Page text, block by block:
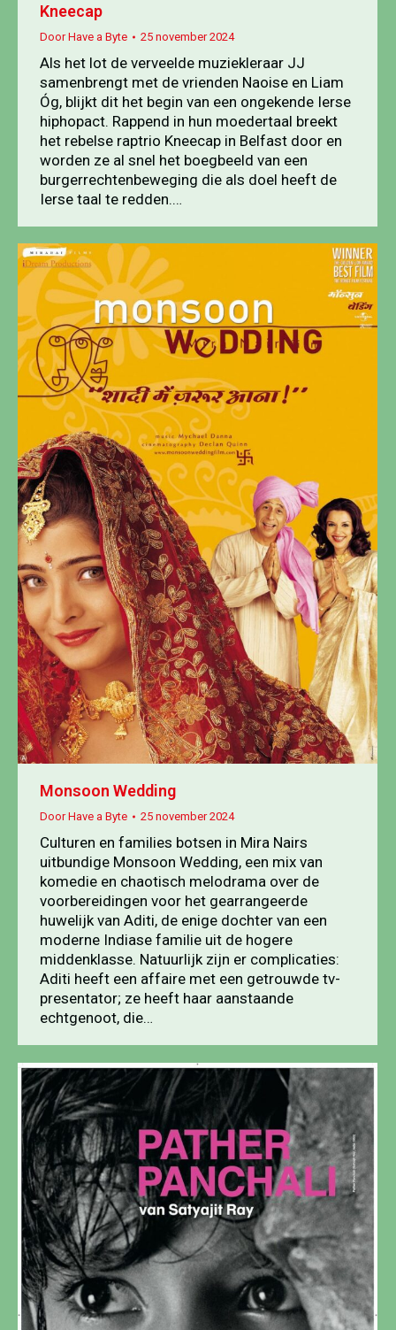
Kneecap
DoorHave a Byte 25 november 2024
Als het lot de verveelde muziekleraar JJ
samenbrengt met de vrienden Naoise en Liam
Óg, blijkt dit het begin van een ongekende Ierse
hiphopact. Rappend in hun moedertaal breekt
het rebelse raptrio Kneecap in Belfast door en
worden ze al snel het boegbeeld van een
burgerrechtenbeweging die als doel heeft de
Ierse taal te redden.…
Monsoon Wedding
DoorHave a Byte 25 november 2024
Culturen en families botsen in Mira Nairs
uitbundige Monsoon Wedding, een mix van
komedie en chaotisch melodrama over de
voorbereidingen voor het gearrangeerde
huwelijk van Aditi, de enige dochter van een
moderne Indiase familie uit de hogere
middenklasse. Natuurlijk zijn er complicaties:
Aditi heeft een affaire met een getrouwde tv-
presentator; ze heeft haar aanstaande
echtgenoot, die…